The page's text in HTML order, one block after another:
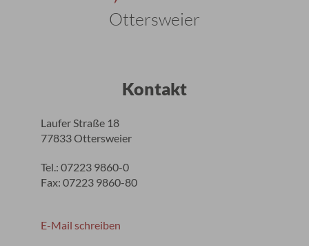
Ottersweier
Kontakt
Laufer Straße 18
77833 Ottersweier
Tel.: 07223 9860-0
Fax: 07223 9860-80
E-Mail schreiben